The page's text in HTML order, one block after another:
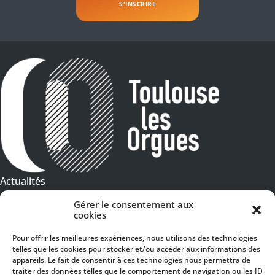
Gérer le consentement aux
cookies
Pour offrir les meilleures expériences, nous utilisons des technologies
telles que les cookies pour stocker et/ou accéder aux informations des
appareils. Le fait de consentir à ces technologies nous permettra de
traiter des données telles que le comportement de navigation ou les ID
Actualités
Presse
Programme PDF
Billetterie